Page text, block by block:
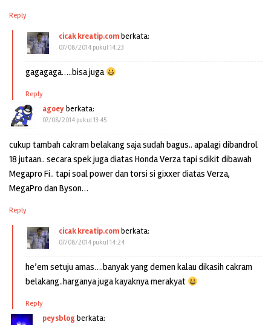
Reply
cicak kreatip.comberkata:
07/08/2014 pukul 14:23
gagagaga…..bisa juga
Reply
agoeyberkata:
07/08/2014 pukul 13:45
cukup tambah cakram belakang saja sudah bagus.. apalagi dibandrol
18 jutaan.. secara spek juga diatas Honda Verza tapi sdikit dibawah
Megapro Fi.. tapi soal power dan torsi si gixxer diatas Verza,
MegaPro dan Byson…
Reply
cicak kreatip.comberkata:
07/08/2014 pukul 14:24
he’em setuju amas….banyak yang demen kalau dikasih cakram
belakang..harganya juga kayaknya merakyat
Reply
peysblog berkata: